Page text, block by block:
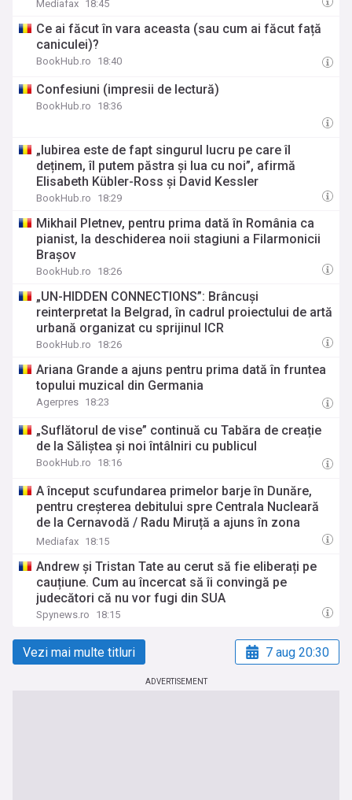
Mediafax 18:45
Ce ai făcut în vara aceasta (sau cum ai făcut față
caniculei)?
BookHub.ro 18:40
Confesiuni (impresii de lectură)
BookHub.ro 18:36
„Iubirea este de fapt singurul lucru pe care îl
deținem, îl putem păstra și lua cu noi”, afirmă
Elisabeth Kübler-Ross și David Kessler
BookHub.ro 18:29
Mikhail Pletnev, pentru prima dată în România ca
pianist, la deschiderea noii stagiuni a Filarmonicii
Brașov
BookHub.ro 18:26
„UN-HIDDEN CONNECTIONS”: Brâncuși
reinterpretat la Belgrad, în cadrul proiectului de artă
urbană organizat cu sprijinul ICR
BookHub.ro 18:26
Ariana Grande a ajuns pentru prima dată în fruntea
topului muzical din Germania
Agerpres 18:23
„Suflătorul de vise” continuă cu Tabăra de creație
de la Săliștea și noi întâlniri cu publicul
BookHub.ro 18:16
A început scufundarea primelor barje în Dunăre,
pentru creșterea debitului spre Centrala Nucleară
de la Cernavodă / Radu Miruță a ajuns în zona
Brațului Bala
Mediafax 18:15
Andrew și Tristan Tate au cerut să fie eliberați pe
cauțiune. Cum au încercat să îi convingă pe
judecători că nu vor fugi din SUA
Spynews.ro 18:15
Vezi mai multe titluri 7 aug 20:30
ADVERTISEMENT